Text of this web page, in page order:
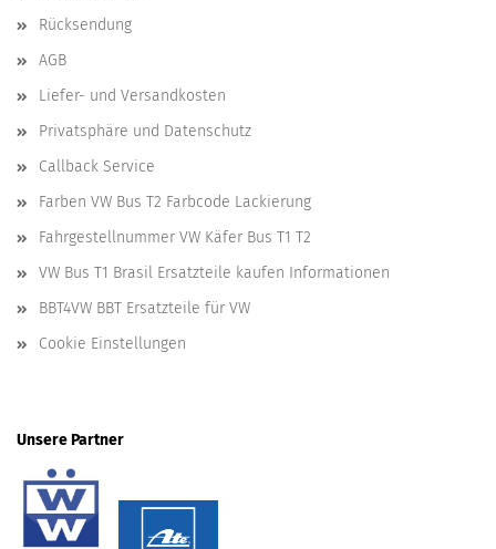
Rücksendung
AGB
Liefer- und Versandkosten
Privatsphäre und Datenschutz
Callback Service
Farben VW Bus T2 Farbcode Lackierung
Fahrgestellnummer VW Käfer Bus T1 T2
VW Bus T1 Brasil Ersatzteile kaufen Informationen
BBT4VW BBT Ersatzteile für VW
Cookie Einstellungen
Unsere Partner